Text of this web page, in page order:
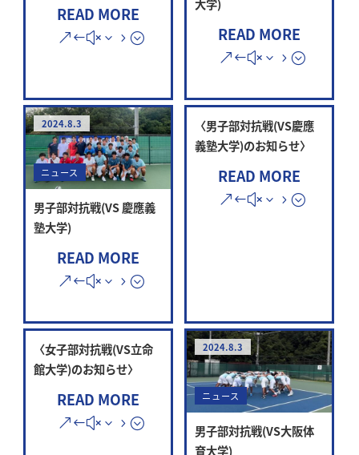
READ MORE
大学)
READ MORE
2024.8.3
ニュース
男子部対抗戦(VS 慶應義
塾大学)
READ MORE
〈男子部対抗戦(VS慶應
義塾大学)のお知らせ〉
READ MORE
〈女子部対抗戦(VS立命
館大学)のお知らせ〉
READ MORE
2024.8.3
ニュース
男子部対抗戦(VS大阪体
育大学)